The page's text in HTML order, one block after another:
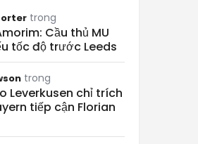
trong
Cầu thủ MU
tốc độ trước Leeds
trong
Leverkusen chỉ trích
tiếp cận Florian